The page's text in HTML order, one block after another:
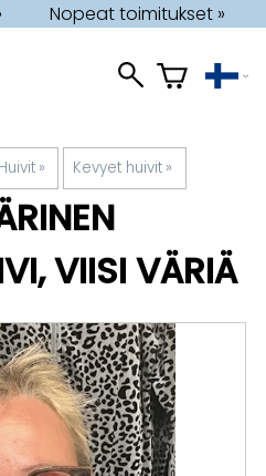
Nopeat toimitukset »
Huivit ‪» Kevyet huivit ‪»
VIISI VÄRIÄ